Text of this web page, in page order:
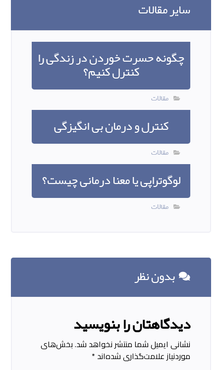
سایر مقالات
چگونه حسرت خوردن در زندگی را
کنترل کنیم؟
مقالات
کنترل و درمان بی انگیزگی
مقالات
لوگوتراپی یا معنا درمانی چیست؟
مقالات
بدون نظر
دیدگاهتان را بنویسید
نشانی ایمیل شما منتشر نخواهد شد.بخش‌های
موردنیاز علامت‌گذاری شده‌اند *